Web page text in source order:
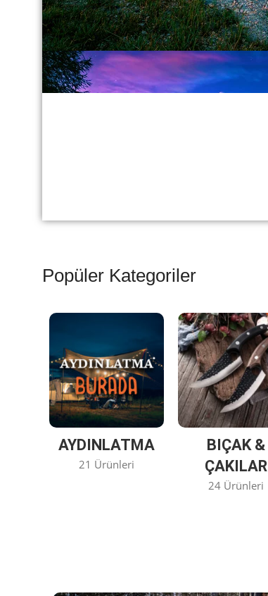
Popüler Kategoriler
AYDINLATMA
21 Ürünleri
BIÇAK &
ÇAKILAR
24 Ürünleri